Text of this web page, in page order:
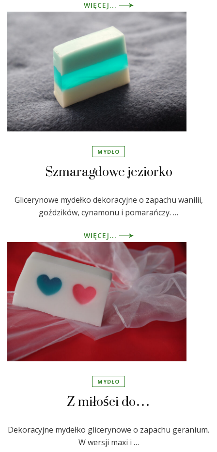
WIĘCEJ...
MYDŁO
Szmaragdowe jeziorko
Glicerynowe mydełko dekoracyjne o zapachu wanilii,
goździków, cynamonu i pomarańczy. …
WIĘCEJ...
MYDŁO
Z miłości do…
Dekoracyjne mydełko glicerynowe o zapachu geranium.
W wersji maxi i …